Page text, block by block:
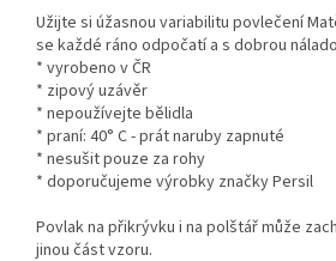
Užijte si úžasnou variabilitu povlečení
se každé ráno odpočatí a s dobrou
* vyrobeno v ČR
* zipový uzávěr
* nepoužívejte bělidla
* praní: 40° C - prát naruby zapnuté
* nesušit pouze za rohy
* doporučujeme výrobky značky Persil
Povlak na přikrývku i na polštář může
jinou část vzoru.